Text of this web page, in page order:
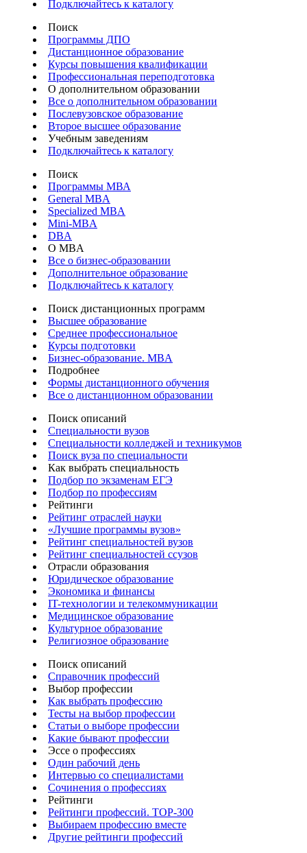
Подключайтесь к каталогу
Поиск
Программы ДПО
Дистанционное образование
Курсы повышения квалификации
Профессиональная переподготовка
О дополнительном образовании
Все о дополнительном образовании
Послевузовское образование
Второе высшее образование
Учебным заведениям
Подключайтесь к каталогу
Поиск
Программы МВА
General MBA
Specialized MBA
Mini-MBA
DBA
О MBA
Все о бизнес-образовании
Дополнительное образование
Подключайтесь к каталогу
Поиск дистанционных программ
Высшее образование
Среднее профессиональное
Курсы подготовки
Бизнес-образование. MBA
Подробнее
Формы дистанционного обучения
Все о дистанционном образовании
Поиск описаний
Специальности вузов
Специальности колледжей и техникумов
Поиск вуза по специальности
Как выбрать специальность
Подбор по экзаменам ЕГЭ
Подбор по профессиям
Рейтинги
Рейтинг отраслей науки
«Лучшие программы вузов»
Рейтинг специальностей вузов
Рейтинг специальностей ссузов
Отрасли образования
Юридическое образование
Экономика и финансы
IT-технологии и телекоммуникации
Медицинское образование
Культурное образование
Религиозное образование
Поиск описаний
Справочник профессий
Выбор профессии
Как выбрать профессию
Тесты на выбор профессии
Статьи о выборе профессии
Какие бывают профессии
Эссе о профессиях
Один рабочий день
Интервью со специалистами
Сочинения о профессиях
Рейтинги
Рейтинги профессий. TOP-300
Выбираем профессию вместе
Другие рейтинги профессий